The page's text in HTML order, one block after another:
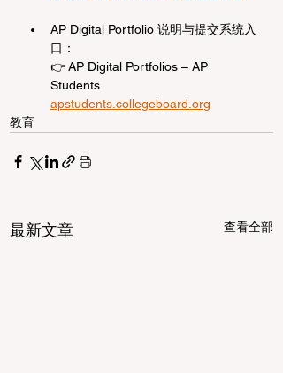
AP Digital Portfolio 说明与提交系统入
口：
👉 AP Digital Portfolios – AP
Students
apstudents.collegeboard.org
教育
最新文章 查看全部